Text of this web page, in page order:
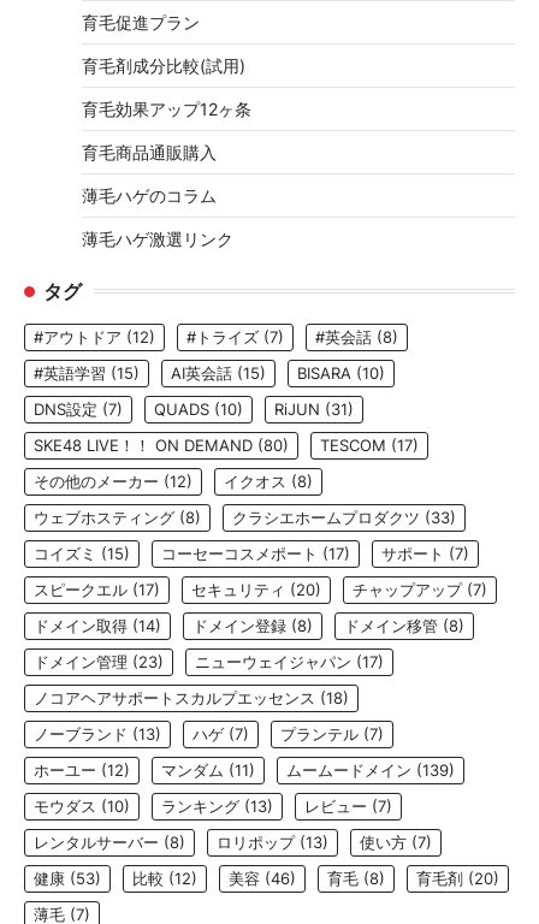
育毛促進プラン
育毛剤成分比較(試用)
育毛効果アップ12ヶ条
育毛商品通販購入
薄毛ハゲのコラム
薄毛ハゲ激選リンク
タグ
#アウトドア (12) #トライズ (7) #英会話 (8)
#英語学習 (15) AI英会話 (15) BISARA (10)
DNS設定 (7) QUADS (10) RiJUN (31)
SKE48 LIVE！！ ON DEMAND (80) TESCOM (17)
その他のメーカー (12) イクオス (8)
ウェブホスティング (8) クラシエホームプロダクツ (33)
コイズミ (15) コーセーコスメポート (17) サポート (7)
スピークエル (17) セキュリティ (20) チャップアップ(7)
ドメイン取得 (14) ドメイン登録 (8) ドメイン移管 (8)
ドメイン管理 (23) ニューウェイジャパン (17)
ノコアヘアサポートスカルプエッセンス (18)
ノーブランド (13) ハゲ (7) プランテル (7)
ホーユー (12) マンダム (11) ムームードメイン (139)
モウダス (10) ランキング (13) レビュー (7)
レンタルサーバー (8) ロリポップ(13) 使い方 (7)
健康 (53) 比較 (12) 美容 (46) 育毛 (8) 育毛剤 (20)
薄毛 (7)